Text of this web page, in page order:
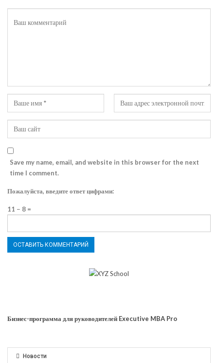
Save my name, email, and website in this browser for the next
time I comment.
Пожалуйста, введите ответ цифрами:
11 − 8 =
Бизнес-программа для руководителей Executive MBA Pro
Новости